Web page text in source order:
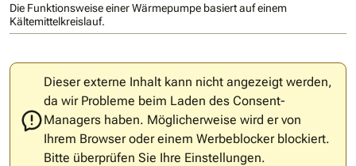
Die Funktionsweise einer Wärmepumpe basiert auf einem
Kältemittelkreislauf.
Dieser externe Inhalt kann nicht angezeigt werden,
da wir Probleme beim Laden des Consent-
Managers haben. Möglicherweise wird er von
Ihrem Browser oder einem Werbeblocker blockiert.
Bitte überprüfen Sie Ihre Einstellungen.